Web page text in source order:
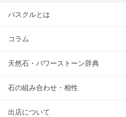
パスクルとは
コラム
天然石・パワーストーン辞典
石の組み合わせ・相性
出店について